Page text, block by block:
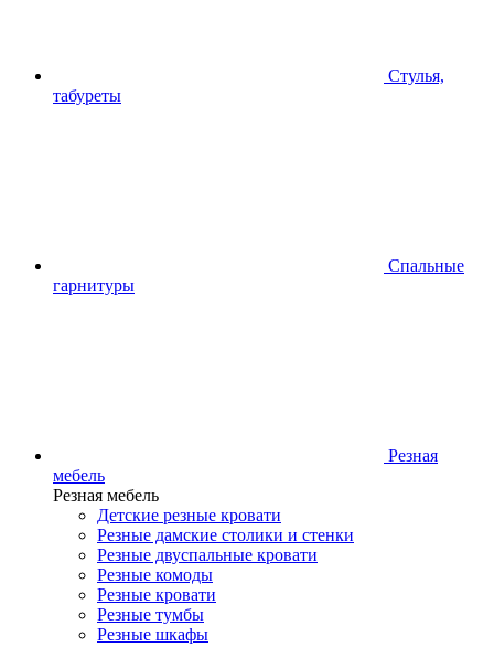
Стулья,
табуреты
Спальные
гарнитуры
Резная
мебель
Резная мебель
Детские резные кровати
Резные дамские столики и стенки
Резные двуспальные кровати
Резные комоды
Резные кровати
Резные тумбы
Резные шкафы